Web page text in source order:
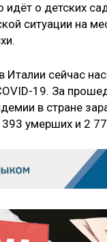
идёт о детских
ситуации на
сейчас
19. За
в стране
умерших и 2